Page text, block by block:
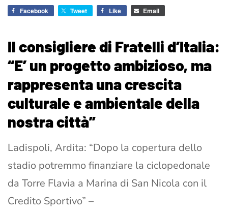
Facebook Tweet Like Email
Il consigliere di Fratelli d’Italia:
“E’ un progetto ambizioso, ma
rappresenta una crescita
culturale e ambientale della
nostra città”
Ladispoli, Ardita: “Dopo la copertura dello
stadio potremmo finanziare la ciclopedonale
da Torre Flavia a Marina di San Nicola con il
Credito Sportivo” –